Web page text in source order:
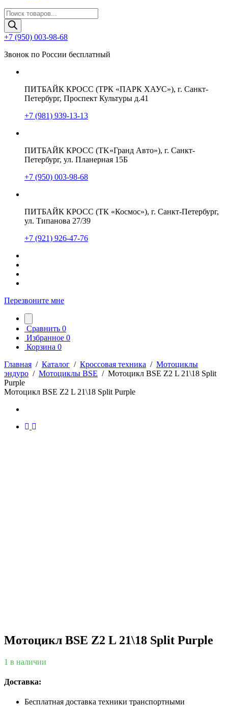
Поиск
товаров
+7 (950) 003-98-68
Звонок по России бесплатный
ПИТБАЙК КРОСС (ТРК «ПАРК ХАУС»), г. Санкт-
Петербург, Проспект Культуры д.41
+7 (981) 939-13-13
ПИТБАЙК КРОСС (TK«Гранд Авто»), г. Санкт-
Петербург, ул. Планерная 15Б
+7 (950) 003-98-68
ПИТБАЙК КРОСС (ТК «Космос»), г. Санкт-Петербург,
ул. Типанова 27/39
+7 (921) 926-47-76
Перезвоните мне
Сравнить 0
Избранное 0
Корзина 0
Главная / Каталог / Кроссовая техника / Мотоциклы
эндуро / Мотоциклы BSE / Мотоцикл BSE Z2 L 21\18 Split
Purple
Мотоцикл BSE Z2 L 21\18 Split Purple
Мотоцикл BSE Z2 L 21\18 Split Purple
1 в наличии
Доставка:
Бесплатная доставка техники транспортными